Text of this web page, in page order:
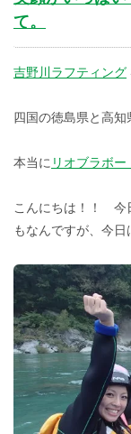
て。
吉野川ラフティング
四国の徳島県と高知
本当に リオブラボー
こんにちは！！ 今
もなんですが、今日